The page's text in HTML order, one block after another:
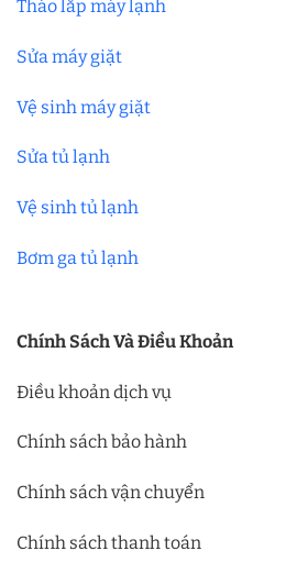
Tháo lắp máy lạnh
Sửa máy giặt
Vệ sinh máy giặt
Sửa tủ lạnh
Vệ sinh tủ lạnh
Bơm ga tủ lạnh
Chính Sách Và Điều Khoản
Điều khoản dịch vụ
Chính sách bảo hành
Chính sách vận chuyển
Chính sách thanh toán